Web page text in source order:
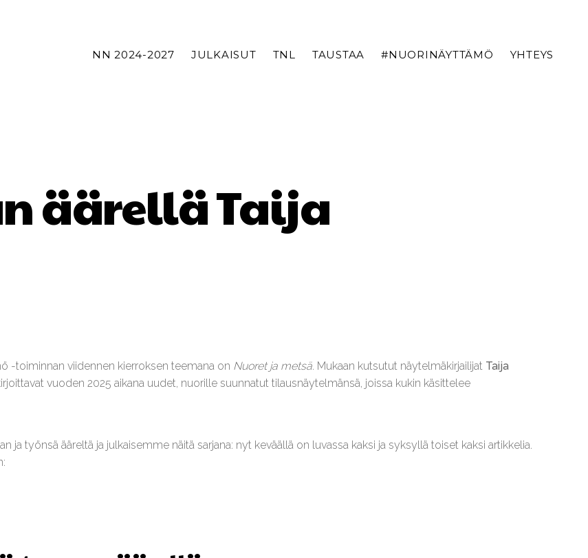
NN 2024-2027 JULKAISUT TNL TAUSTAA #NUORINÄYTTÄMÖ YHTEYS
äärellä Taija
-toiminnan viidennen kierroksen teemana on Nuoret ja metsä. Mukaan kutsutut näytelmäkirjailijat Taija
vuoden 2025 aikana uudet, nuorille suunnatut tilausnäytelmänsä, joissa kukin käsittelee
työnsä ääreltä ja julkaisemme näitä sarjana: nyt keväällä on luvassa kaksi ja syksyllä toiset kaksi artikkelia.